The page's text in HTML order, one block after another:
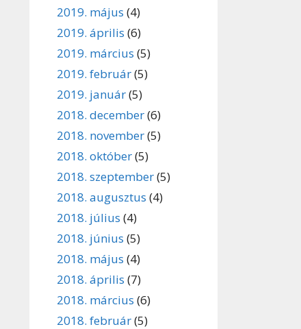
2019. május (4)
2019. április (6)
2019. március (5)
2019. február(5)
2019. január(5)
2018. december(6)
2018. november(5)
2018. október(5)
2018. szeptember(5)
2018. augusztus (4)
2018. július (4)
2018. június (5)
2018. május (4)
2018. április (7)
2018. március (6)
2018. február(5)